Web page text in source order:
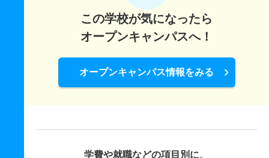
この学校が気になったら
オープンキャンパスへ！
オープンキャンパス情報をみる
学費や就職などの項目別に、